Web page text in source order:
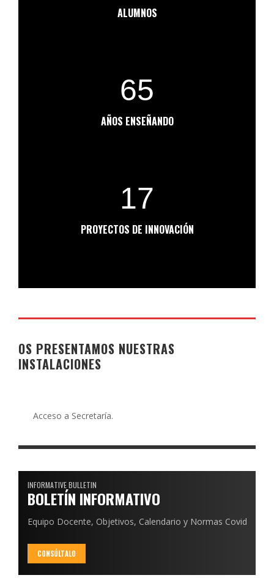
ALUMNOS
65
AÑOS ENSEÑANDO
17
PROYECTOS DE INNOVACIÓN
OS PRESENTAMOS NUESTRAS
INSTALACIONES
Acceso a Secretaría.
INFORMATIVE BULLETIN
BOLETÍN INFORMATIVO
Equipo Docente, Objetivos, Calendario y Normas Covid
CONSÚLTALO